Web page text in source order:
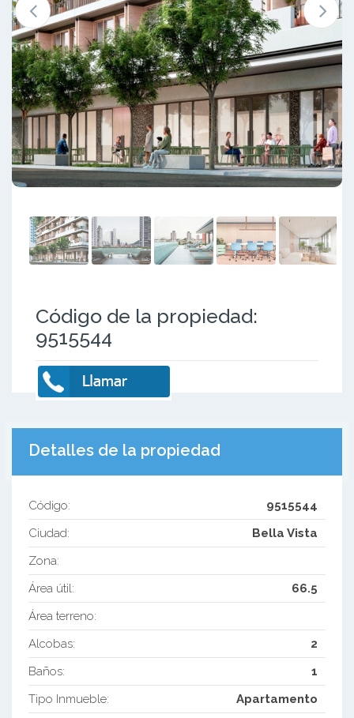
Código de la propiedad:
9515544
Detalles de la propiedad
Código:
9515544
Ciudad:
Bella Vista
Zona:
Área útil:
66.5
Área terreno:
Alcobas:
2
Baños:
1
Tipo Inmueble:
Apartamento